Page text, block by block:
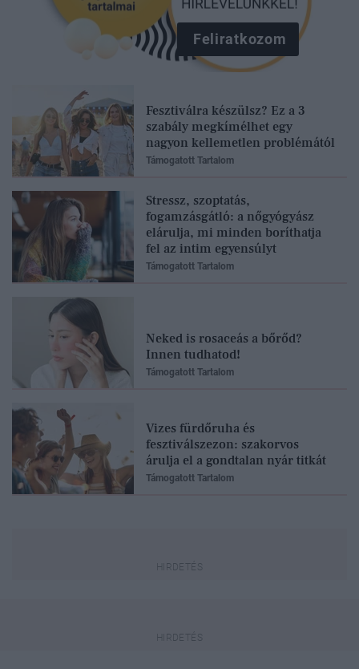
Feliratkozom
Fesztiválra készülsz? Ez a 3
szabály megkímélhet egy
nagyon kellemetlen problémától
Támogatott Tartalom
Stressz, szoptatás,
fogamzásgátló: a nőgyógyász
elárulja, mi minden boríthatja
fel az intim egyensúlyt
Támogatott Tartalom
Neked is rosaceás a bőrőd?
Innen tudhatod!
Támogatott Tartalom
Vizes fürdőruha és
fesztiválszezon: szakorvos
árulja el a gondtalan nyár titkát
Támogatott Tartalom